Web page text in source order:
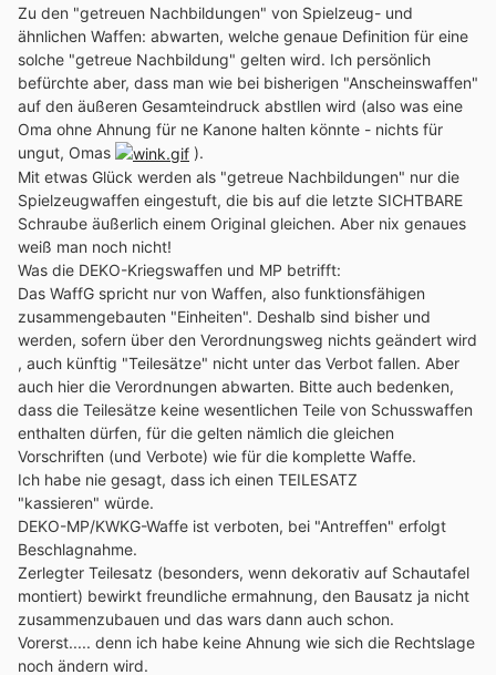
Zu den "getreuen Nachbildungen" von Spielzeug- und
ähnlichen Waffen: abwarten, welche genaue Definition für eine
solche "getreue Nachbildung" gelten wird. Ich persönlich
befürchte aber, dass man wie bei bisherigen "Anscheinswaffen"
auf den äußeren Gesamteindruck abstllen wird (also was eine
Oma ohne Ahnung für ne Kanone halten könnte - nichts für
ungut, Omas
).
Mit etwas Glück werden als "getreue Nachbildungen" nur die
Spielzeugwaffen eingestuft, die bis auf die letzte SICHTBARE
Schraube äußerlich einem Original gleichen. Aber nix genaues
weiß man noch nicht!
Was die DEKO-Kriegswaffen und MP betrifft:
Das WaffG spricht nur von Waffen, also funktionsfähigen
zusammengebauten "Einheiten". Deshalb sind bisher und
werden, sofern über den Verordnungsweg nichts geändert wird
, auch künftig "Teilesätze" nicht unter das Verbot fallen. Aber
auch hier die Verordnungen abwarten. Bitte auch bedenken,
dass die Teilesätze keine wesentlichen Teile von Schusswaffen
enthalten dürfen, für die gelten nämlich die gleichen
Vorschriften (und Verbote) wie für die komplette Waffe.
Ich habe nie gesagt, dass ich einen TEILESATZ
"kassieren" würde.
DEKO-MP/KWKG-Waffe ist verboten, bei "Antreffen" erfolgt
Beschlagnahme.
Zerlegter Teilesatz (besonders, wenn dekorativ auf Schautafel
montiert) bewirkt freundliche ermahnung, den Bausatz ja nicht
zusammenzubauen und das wars dann auch schon.
Vorerst..... denn ich habe keine Ahnung wie sich die Rechtslage
noch ändern wird.